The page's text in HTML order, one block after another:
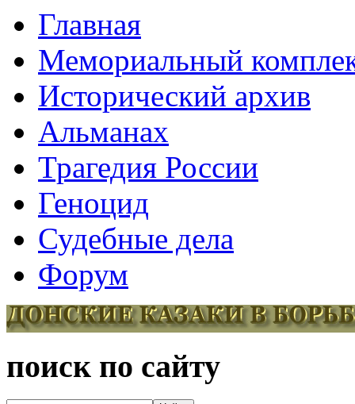
Главная
Мемориальный
Исторический архив
Альманах
Трагедия России
Геноцид
Судебные дела
Форум
поиск по сайту